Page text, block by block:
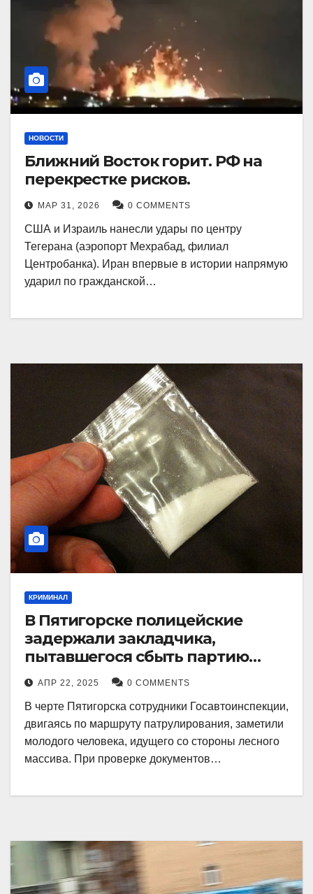
НОВОСТИ
Ближний Восток горит. РФ на
перекрестке рисков.
МАР 31, 2026 0 COMMENTS
США и Израиль нанесли удары по центру
Тегерана (аэропорт Мехрабад, филиал
Центробанка). Иран впервые в истории напрямую
ударил по гражданской…
КРИМИНАЛ
В Пятигорске полицейские
задержали закладчика,
пытавшегося сбыть партию
синтетического наркотика
АПР 22, 2025 0 COMMENTS
В черте Пятигорска сотрудники Госавтоинспекции,
двигаясь по маршруту патрулирования, заметили
молодого человека, идущего со стороны лесного
массива. При проверке документов…